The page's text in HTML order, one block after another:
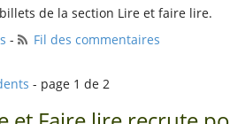
de la section Lire et faire lire.
- Fil des commentaires
- page 1 de 2